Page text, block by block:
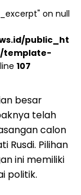
on null
public_ht
template-
107
besar
telah
calon
Rusdi. Pilihan
ini memiliki
politik.